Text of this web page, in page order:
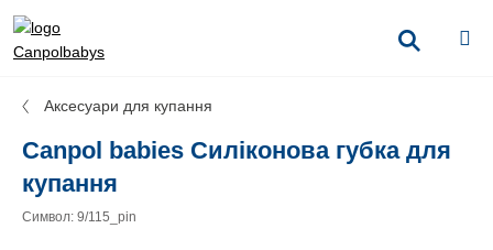
Аксесуари для купання
Canpol babies Силіконова губка для
купання
Символ: 9/115_pin